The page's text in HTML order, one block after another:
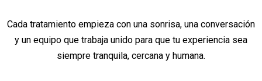
Cada tratamiento empieza con una sonrisa, una conversación
y un equipo que trabaja unido para que tu experiencia sea
siempre tranquila, cercana y humana.